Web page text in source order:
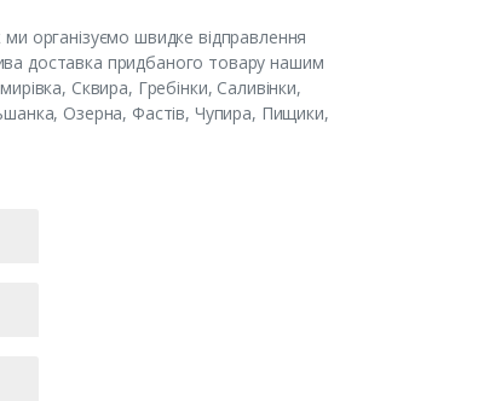
організуємо швидке відправлення
доставка придбаного товару нашим
Сквира, Гребінки, Саливінки,
Озерна, Фастів, Чупира, Пищики,